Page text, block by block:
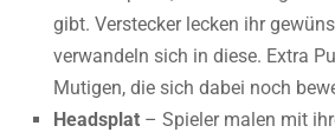
gibt. Verstecker lecken ihr
verwandeln sich in diese. Extra
Mutigen, die sich dabei noch
Headsplat – Spieler malen mit